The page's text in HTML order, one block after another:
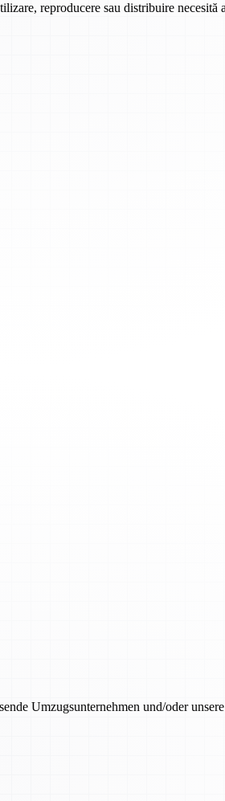
reproducere sau distribuire
Umzugsunternehmen und/oder